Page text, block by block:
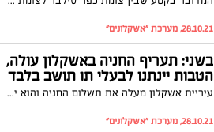
28.10.21, מערכת "אשקלונים"
בשני: תעריף החניה באשקלון עולה,
הטבות יינתנו לבעלי תו תושב בלבד
עיריית אשקלון מעלה את תשלום החניה והוא יעמוד על 2.5 ש"ח בשעה השנייה לתושבי העיר שינפיקו תו תושב דיגיטלי בלבד. גם בחוף הים, תחל העירייה לגבות תשלום עבור תושבי חוץ, כך שבעלי התו החדש יוכלו ליהנות מחניה חינם ברצועת החוף
28.10.21, מערכת "אשקלונים"